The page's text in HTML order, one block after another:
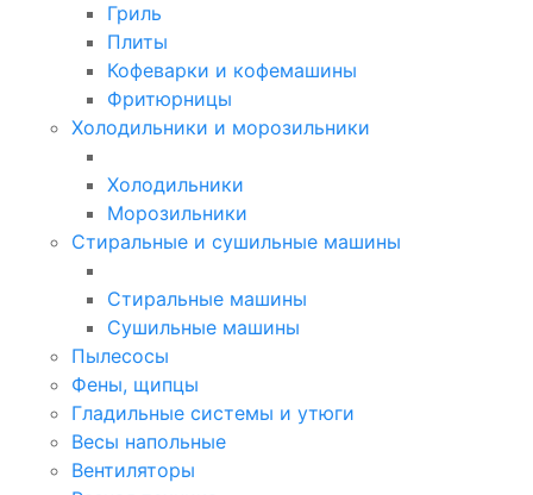
Гриль
Плиты
Кофеварки и кофемашины
Фритюрницы
Холодильники и морозильники
Холодильники
Морозильники
Стиральные и сушильные машины
Стиральные машины
Сушильные машины
Пылесосы
Фены, щипцы
Гладильные системы и утюги
Весы напольные
Вентиляторы